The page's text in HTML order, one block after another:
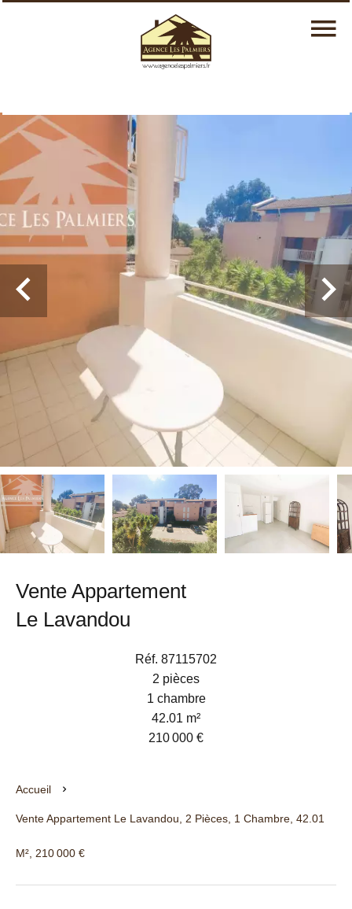
Vente Appartement
Le Lavandou
Réf. 87115702
2 pièces
1 chambre
42.01 m²
210 000 €
Accueil
Vente Appartement Le Lavandou, 2 Pièces, 1 Chambre, 42.01
M², 210 000 €